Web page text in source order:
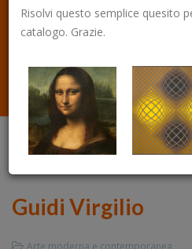
Guidi Virgilio
Risolvi questo semplice quesito
catalogo. Grazie.